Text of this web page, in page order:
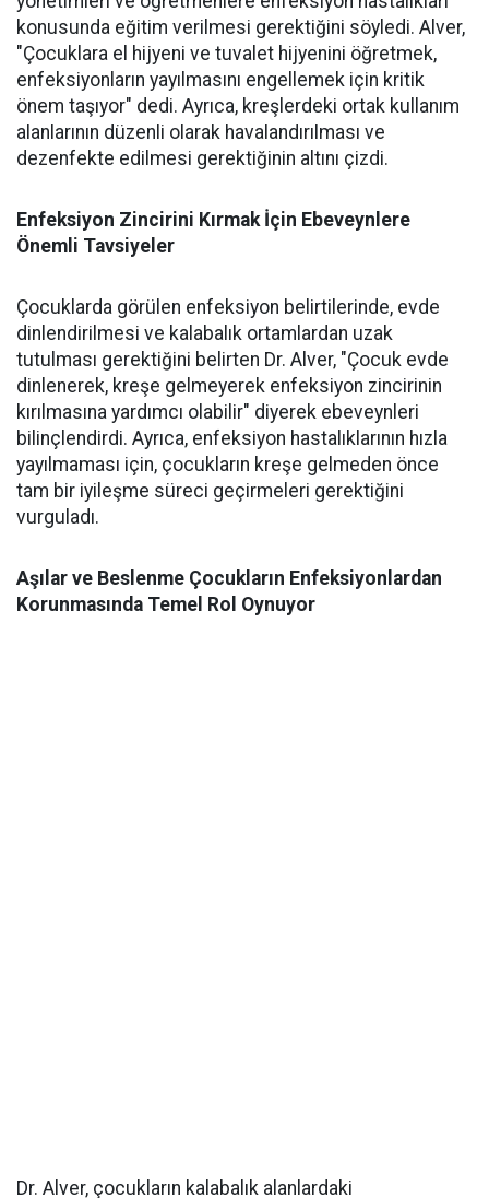
konusunda eğitim verilmesi gerektiğini söyledi. Alver,
"Çocuklara el hijyeni ve tuvalet hijyenini öğretmek,
enfeksiyonların yayılmasını engellemek için kritik
önem taşıyor" dedi. Ayrıca, kreşlerdeki ortak kullanım
alanlarının düzenli olarak havalandırılması ve
dezenfekte edilmesi gerektiğinin altını çizdi.
Enfeksiyon Zincirini Kırmak İçin Ebeveynlere
Önemli Tavsiyeler
Çocuklarda görülen enfeksiyon belirtilerinde, evde
dinlendirilmesi ve kalabalık ortamlardan uzak
tutulması gerektiğini belirten Dr. Alver, "Çocuk evde
dinlenerek, kreşe gelmeyerek enfeksiyon zincirinin
kırılmasına yardımcı olabilir" diyerek ebeveynleri
bilinçlendirdi. Ayrıca, enfeksiyon hastalıklarının hızla
yayılmaması için, çocukların kreşe gelmeden önce
tam bir iyileşme süreci geçirmeleri gerektiğini
vurguladı.
Aşılar ve Beslenme Çocukların Enfeksiyonlardan
Korunmasında Temel Rol Oynuyor
Dr. Alver, çocukların kalabalık alanlardaki